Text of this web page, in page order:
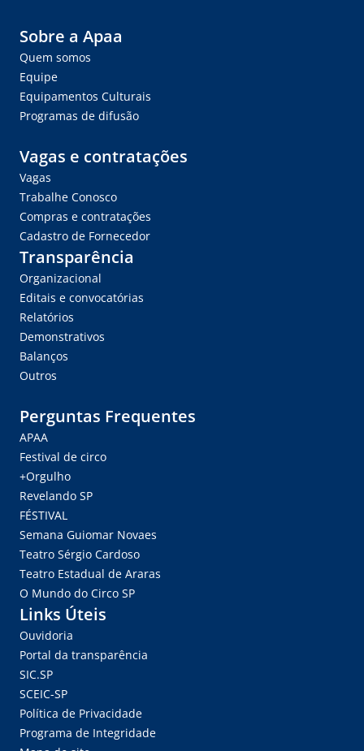
Sobre a Apaa
Quem somos
Equipe
Equipamentos Culturais
Programas de difusão
Vagas e contratações
Vagas
Trabalhe Conosco
Compras e contratações
Cadastro de Fornecedor
Transparência
Organizacional
Editais e convocatórias
Relatórios
Demonstrativos
Balanços
Outros
Perguntas Frequentes
APAA
Festival de circo
+Orgulho
Revelando SP
FÉSTIVAL
Semana Guiomar Novaes
Teatro Sérgio Cardoso
Teatro Estadual de Araras
O Mundo do Circo SP
Links Úteis
Ouvidoria
Portal da transparência
SIC.SP
SCEIC-SP
Política de Privacidade
Programa de Integridade